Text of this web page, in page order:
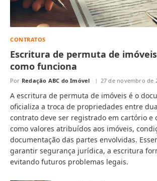
CONTRATOS
Escritura de permuta de
como funciona
Por Redação ABC do Imóvel 27 de novembro de
A escritura de permuta de imóveis é o
oficializa a troca de propriedades entre
contrato deve ser registrado em cartório e
como valores atribuídos aos imóveis,
documentação das partes envolvidas.
garantir segurança jurídica, a escritura
evitando futuros problemas legais.